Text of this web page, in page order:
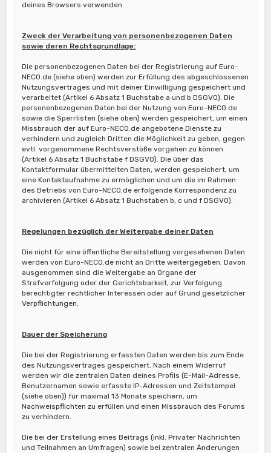
deines Browsers verwenden.
Zweck der Verarbeitung von personenbezogenen Daten
sowie deren Rechtsgrundlage:
Die personenbezogenen Daten bei der Registrierung auf Euro-
NECO.de (siehe oben) werden zur Erfüllung des abgeschlossenen
Nutzungsvertrages und mit deiner Einwilligung gespeichert und
verarbeitet (Artikel 6 Absatz 1 Buchstabe a und b DSGVO). Die
personenbezogenen Daten bei der Nutzung von Euro-NECO.de
sowie die Sperrlisten (siehe oben) werden gespeichert, um einen
Missbrauch der auf Euro-NECO.de angebotene Dienste zu
verhindern und zugleich Dritten die Möglichkeit zu geben, gegen
evtl. vorgenommene Rechtsverstöße vorgehen zu können
(Artikel 6 Absatz 1 Buchstabe f DSGVO). Die über das
Kontaktformular übermittelten Daten, werden gespeichert, um
eine Kontaktaufnahme zu ermöglichen und um die im Rahmen
des Betriebs von Euro-NECO.de erfolgende Korrespondenz zu
archivieren (Artikel 6 Absatz 1 Buchstaben b, c und f DSGVO).
Regelungen bezüglich der Weitergabe deiner Daten
Die nicht für eine öffentliche Bereitstellung vorgesehenen Daten
werden von Euro-NECO.de nicht an Dritte weitergegeben. Davon
ausgenommen sind die Weitergabe an Organe der
Strafverfolgung oder der Gerichtsbarkeit, zur Verfolgung
berechtigter rechtlicher Interessen oder auf Grund gesetzlicher
Verpflichtungen.
Dauer der Speicherung
Die bei der Registrierung erfassten Daten werden bis zum Ende
des Nutzungsvertrages gespeichert. Nach einem Widerruf
werden wir die zentralen Daten deines Profils (E-Mail-Adresse,
Benutzernamen sowie erfasste IP-Adressen und Zeitstempel
(siehe oben)) für maximal 13 Monate speichern, um
Nachweispflichten zu erfüllen und einen Missbrauch des Forums
zu verhindern.
Die bei der Erstellung eines Beitrags (inkl. Privater Nachrichten
und Teilnahmen an Umfragen) sowie bei zentralen Änderungen